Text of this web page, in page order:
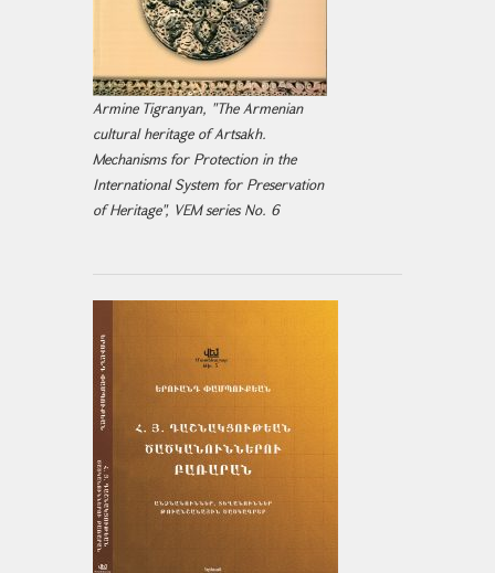
Armine Tigranyan, "The Armenian
cultural heritage of Artsakh.
Mechanisms for Protection in the
International System for Preservation
of Heritage", VEM series No. 6